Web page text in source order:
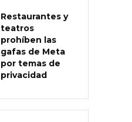
Restaurantes y
teatros
prohíben las
gafas de Meta
por temas de
privacidad